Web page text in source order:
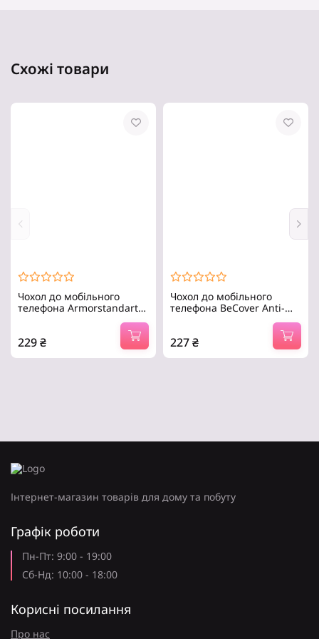
Схожі товари
Чохол до мобільного
телефона Armorstandart
229₴
Чохол до мобільного
телефона BeCover Anti-
Shock Motorola Moto G54 /
G54 Power Clear (710610)
227₴
Інтернет-магазин товарів для дому та побуту
Графік роботи
Пн-Пт: 9:00 - 19:00
Сб-Нд: 10:00 - 18:00
Корисні посилання
Про нас